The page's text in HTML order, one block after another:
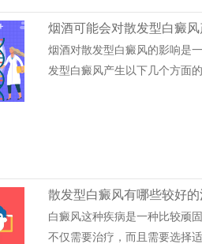
烟酒可能会对散发型白癜
烟酒对散发型白癜风的影响是
发型白癜风产生以下几个方面
散发型白癜风有哪些较好
白癜风这种疾病是一种比较顽
不仅需要治疗，而且需要选择